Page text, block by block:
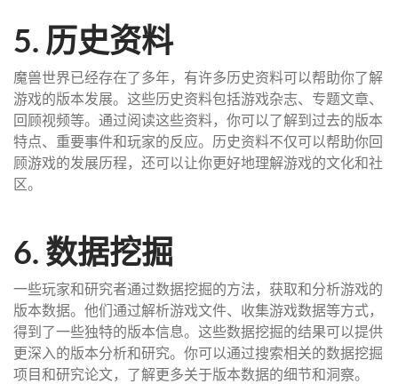
5. 历史资料
魔兽世界已经存在了多年，有许多历史资料可以帮助你了解
游戏的版本发展。这些历史资料包括游戏杂志、专题文章、
回顾视频等。通过阅读这些资料，你可以了解到过去的版本
特点、重要事件和玩家的反应。历史资料不仅可以帮助你回
顾游戏的发展历程，还可以让你更好地理解游戏的文化和社
区。
6. 数据挖掘
一些玩家和研究者通过数据挖掘的方法，获取和分析游戏的
版本数据。他们通过解析游戏文件、收集游戏数据等方式，
得到了一些独特的版本信息。这些数据挖掘的结果可以提供
更深入的版本分析和研究。你可以通过搜索相关的数据挖掘
项目和研究论文，了解更多关于版本数据的细节和洞察。